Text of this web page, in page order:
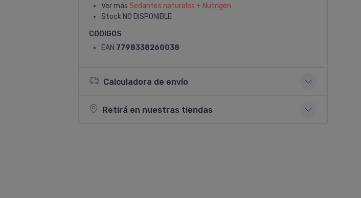
Ver más Sedantes naturales + Nutrigen
Stock NO DISPONIBLE
CODIGOS
EAN 7798338260038
Calculadora de envío
Retirá en nuestras tiendas